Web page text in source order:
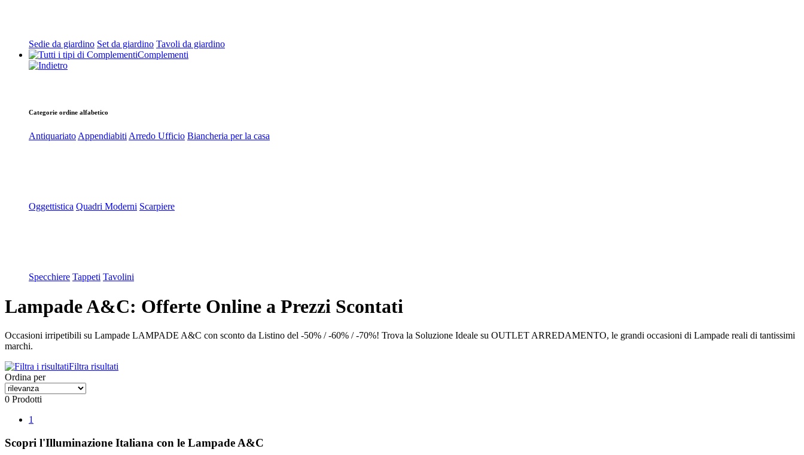
Sedie da giardino Set da giardino Tavoli da giardino
Complementi
Categorie ordine alfabetico
Antiquariato Appendiabiti Arredo Ufficio Biancheria per la casa
Oggettistica Quadri Moderni Scarpiere
Specchiere Tappeti Tavolini
Lampade A&C: Offerte Online a Prezzi Scontati
Occasioni irripetibili su Lampade LAMPADE A&C con sconto da Listino del -50% / -60% / -70%! Trova la Soluzione Ideale su OUTLET ARREDAMENTO, le grandi occasioni di Lampade reali di tantissimi
marchi.
Filtra risultati
Ordina per
0 Prodotti
1
Scopri l'Illuminazione Italiana con le Lampade A&C